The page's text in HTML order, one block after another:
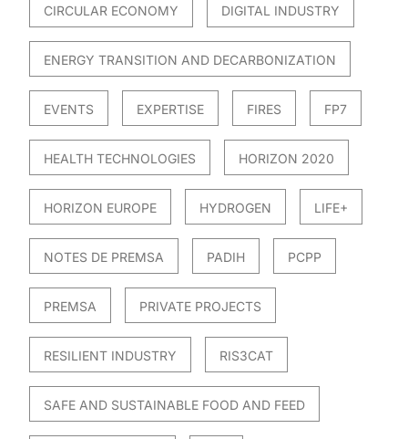
CIRCULAR ECONOMY DIGITAL INDUSTRY
ENERGY TRANSITION AND DECARBONIZATION
EVENTS EXPERTISE FIRES FP7
HEALTH TECHNOLOGIES HORIZON 2020
HORIZON EUROPE HYDROGEN LIFE+
NOTES DE PREMSA PADIH PCPP
PREMSA PRIVATE PROJECTS
RESILIENT INDUSTRY RIS3CAT
SAFE AND SUSTAINABLE FOOD AND FEED